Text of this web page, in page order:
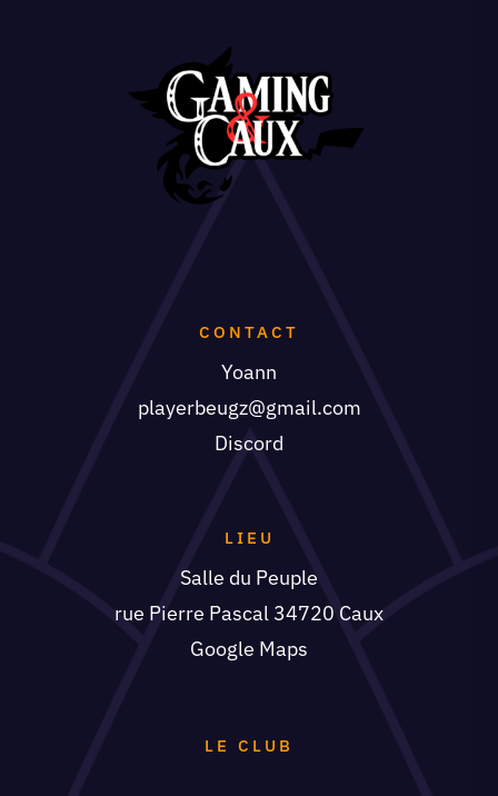
CONTACT
Yoann
playerbeugz@gmail.com
Discord
LIEU
Salle du Peuple
rue Pierre Pascal 34720 Caux
Google Maps
LE CLUB